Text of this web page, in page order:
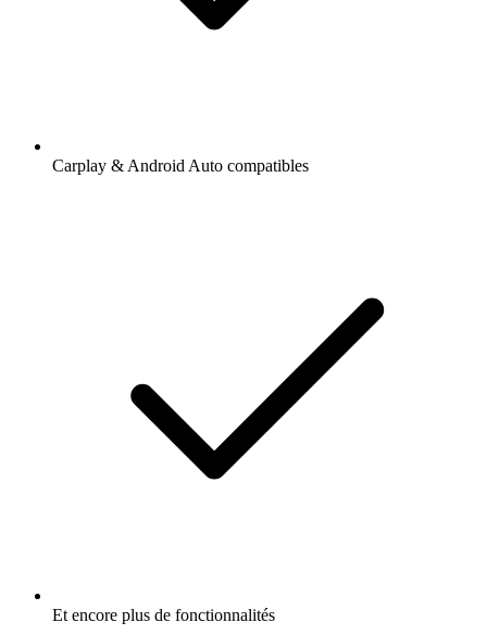
Carplay & Android Auto compatibles
Et encore plus de fonctionnalités